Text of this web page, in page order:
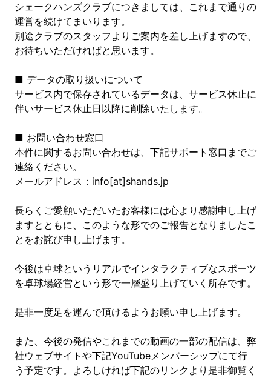
シェークハンズクラブにつきましては、これまで通りの
運営を続けてまいります。
別途クラブのスタッフよりご案内を差し上げますので、
お待ちいただければと思います。
■ データの取り扱いについて
サービス内で保存されているデータは、サービス休止に
伴いサービス休止日以降に削除いたします。
■ お問い合わせ窓口
本件に関するお問い合わせは、下記サポート窓口までご
連絡ください。
メールアドレス：info[at]shands.jp
長らくご愛顧いただいたお客様には心より感謝申し上げ
ますとともに、このような形でのご報告となりましたこ
とをお詫び申し上げます。
今後は卓球というリアルでインタラクティブなスポーツ
を卓球場経営という形で一層盛り上げていく所存です。
是非一度足を運んで頂けるようお願い申し上げます。
また、今後の発信やこれまでの動画の一部の配信は、弊
社ウェブサイトや下記YouTubeメンバーシップにて行
う予定です。よろしければ下記のリンクより是非御覧く